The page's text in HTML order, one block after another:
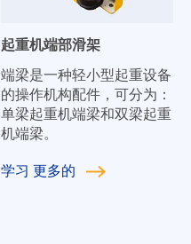
起重机端部滑架
端梁是一种轻小型起重设备
的操作机构配件，可分为：
单梁起重机端梁和双梁起重
机端梁。
学习 更多的